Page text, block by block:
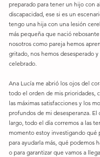
preparado para tener un hijo con
discapacidad, ese si es un
tengo una hija con una lesión
más pequeña que nació
nosotros como pareja hemos
gritado, nos hemos desesperado y
celebrado.
Ana Lucía me abrió los ojos del
todo el orden de mis prioridades,
las máximas satisfacciones y los
profundos de mi desesperanza. El
largo, todo el día corremos a las
momento estoy investigando qué
para ayudarla más, qué podemos
o para garantizar que vamos a